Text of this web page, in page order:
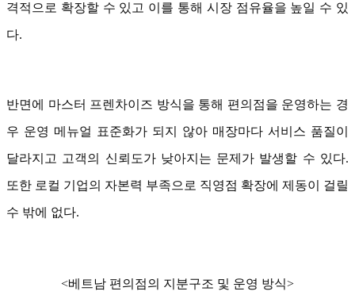
격적으로 확장할 수 있고 이를 통해 시장 점유율을 높일 수 있
다.
반면에 마스터 프렌차이즈 방식을 통해 편의점을 운영하는 경
우 운영 메뉴얼 표준화가 되지 않아 매장마다 서비스 품질이
달라지고 고객의 신뢰도가 낮아지는 문제가 발생할 수 있다.
또한 로컬 기업의 자본력 부족으로 직영점 확장에 제동이 걸릴
수 밖에 없다.
<베트남 편의점의 지분구조 및 운영 방식>